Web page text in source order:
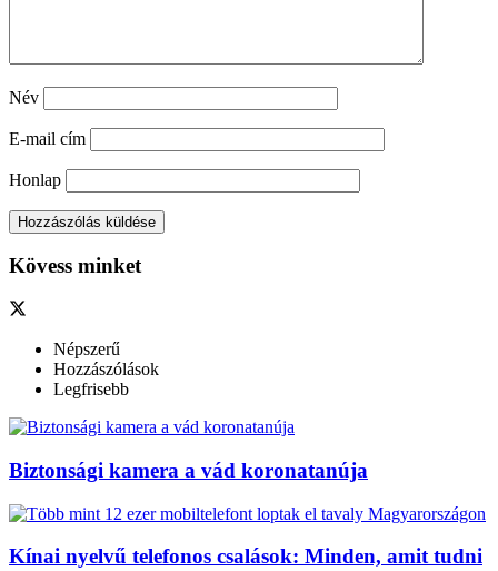
Név
E-mail cím
Honlap
Kövess minket
Népszerű
Hozzászólások
Legfrisebb
Biztonsági kamera a vád koronatanúja
Kínai nyelvű telefonos csalások: Minden, amit tudni